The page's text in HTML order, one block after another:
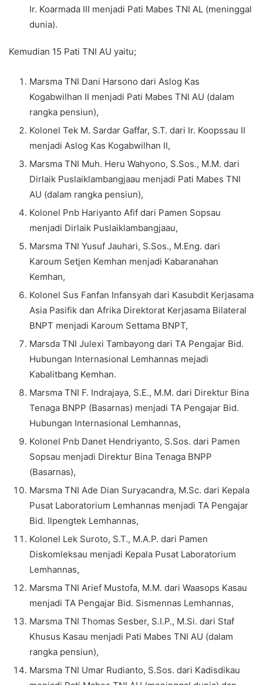
Ir. Koarmada III menjadi Pati Mabes TNI AL (meninggal
dunia).
Kemudian 15 Pati TNI AU yaitu;
Marsma TNI Dani Harsono dari Aslog Kas
Kogabwilhan II menjadi Pati Mabes TNI AU (dalam
rangka pensiun),
Kolonel Tek M. Sardar Gaffar, S.T. dari Ir. Koopssau II
menjadi Aslog Kas Kogabwilhan II,
Marsma TNI Muh. Heru Wahyono, S.Sos., M.M. dari
Dirlaik Puslaiklambangjaau menjadi Pati Mabes TNI
AU (dalam rangka pensiun),
Kolonel Pnb Hariyanto Afif dari Pamen Sopsau
menjadi Dirlaik Puslaiklambangjaau,
Marsma TNI Yusuf Jauhari, S.Sos., M.Eng. dari
Karoum Setjen Kemhan menjadi Kabaranahan
Kemhan,
Kolonel Sus Fanfan Infansyah dari Kasubdit Kerjasama
Asia Pasifik dan Afrika Direktorat Kerjasama Bilateral
BNPT menjadi Karoum Settama BNPT,
Marsda TNI Julexi Tambayong dari TA Pengajar Bid.
Hubungan Internasional Lemhannas mejadi
Kabalitbang Kemhan.
Marsma TNI F. Indrajaya, S.E., M.M. dari Direktur Bina
Tenaga BNPP (Basarnas) menjadi TA Pengajar Bid.
Hubungan Internasional Lemhannas,
Kolonel Pnb Danet Hendriyanto, S.Sos. dari Pamen
Sopsau menjadi Direktur Bina Tenaga BNPP
(Basarnas),
Marsma TNI Ade Dian Suryacandra, M.Sc. dari Kepala
Pusat Laboratorium Lemhannas menjadi TA Pengajar
Bid. Ilpengtek Lemhannas,
Kolonel Lek Suroto, S.T., M.A.P. dari Pamen
Diskomleksau menjadi Kepala Pusat Laboratorium
Lemhannas,
Marsma TNI Arief Mustofa, M.M. dari Waasops Kasau
menjadi TA Pengajar Bid. Sismennas Lemhannas,
Marsma TNI Thomas Sesber, S.I.P., M.Si. dari Staf
Khusus Kasau menjadi Pati Mabes TNI AU (dalam
rangka pensiun),
Marsma TNI Umar Rudianto, S.Sos. dari Kadisdikau